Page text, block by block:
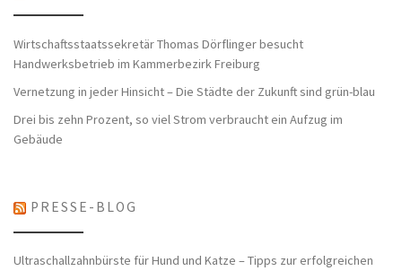
Wirtschaftsstaatssekretär Thomas Dörflinger besucht
Handwerksbetrieb im Kammerbezirk Freiburg
Vernetzung in jeder Hinsicht – Die Städte der Zukunft sind grün-blau
Drei bis zehn Prozent, so viel Strom verbraucht ein Aufzug im
Gebäude
PRESSE-BLOG
Ultraschallzahnbürste für Hund und Katze – Tipps zur erfolgreichen